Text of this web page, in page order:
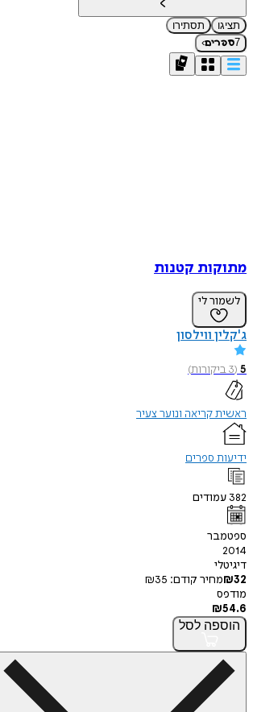
תציגו
תסתירו
7ספרים›
מתוקות קטנות
לשמור לי
ג'קלין ווילסון
5
(
3ביקורות)
ראשית קריאה ונוער צעיר
ידיעות ספרים
382 עמודים
ספטמבר
2014
דיגיטלי
₪32 מחיר קודם: ₪35
מודפס
₪54.6
הוספה לסל